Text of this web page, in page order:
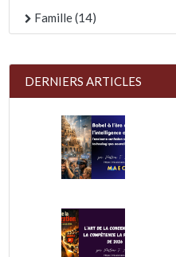
Famille (14)
DERNIERS ARTICLES